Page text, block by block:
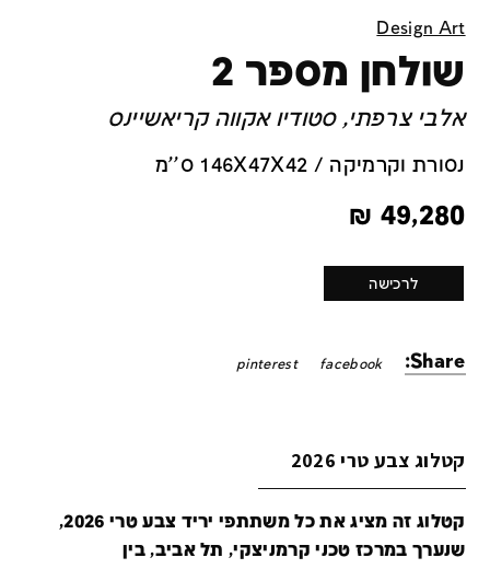
Design Art
שולחן מספר 2
אלבי צרפתי, סטודיו אקווה קריאשיינס
נסורת וקרמיקה / 146X47X42 ס''מ
49,280
₪
לרכישה
Share:
facebook
pinterest
קטלוג צבע טרי 2026
קטלוג זה מציג את כל משתתפי יריד צבע טרי 2026,
שנערך במרכז טכני קרמניצקי, תל אביב, בין